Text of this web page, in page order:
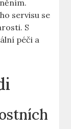
servisu se
S
péči a